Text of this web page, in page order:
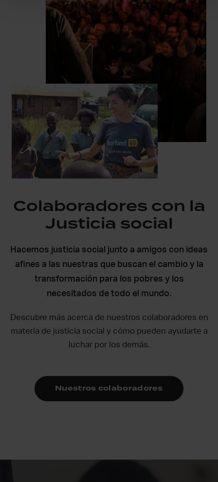
Colaboradores con la
Justicia social
Hacemos justicia social junto a amigos con ideas
afines a las nuestras que buscan el cambio y la
transformación para los pobres y los
necesitados de todo el mundo.
Descubre más acerca de nuestros colaboradores en
materia de justicia social y cómo pueden ayudarte a
luchar por los demás.
Nuestros colaboradores